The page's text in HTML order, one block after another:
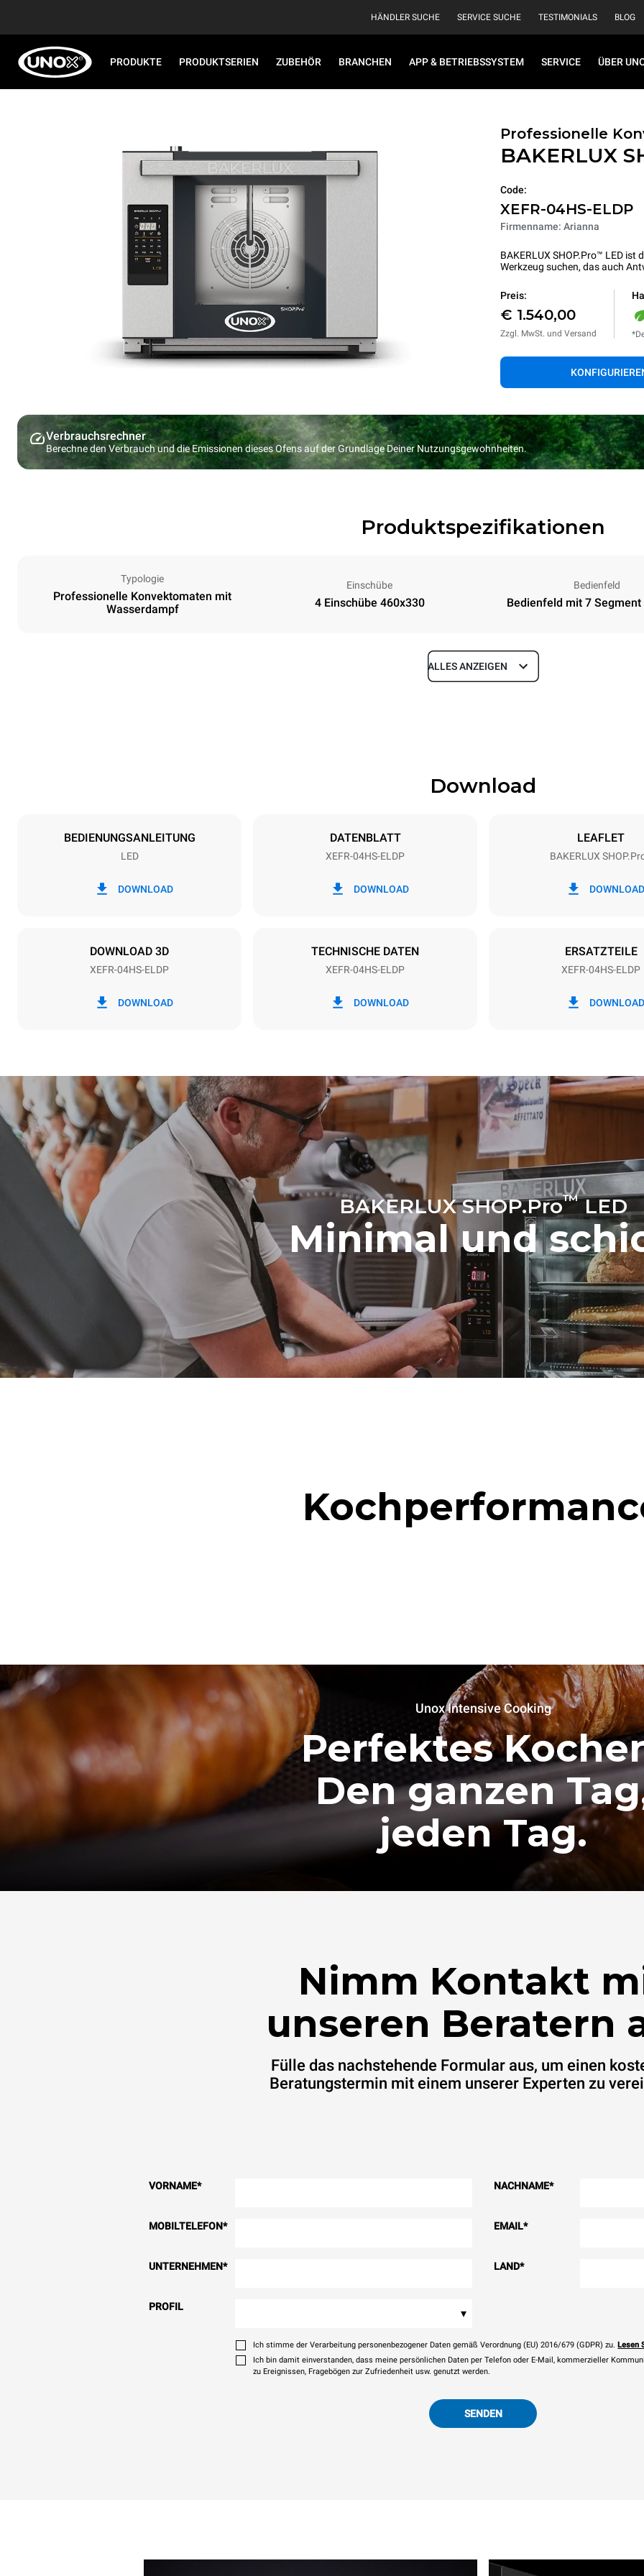
HÄNDLER SUCHE SERVICE SUCHE TESTIMONIALS BLOG
PRODUKTE PRODUKTSERIEN ZUBEHÖR BRANCHEN APP & BETRIEBSSYSTEM SERVICE ÜBER
Professionelle
BAKERLUX
Code:
XEFR-04HS-ELDP
Firmenname: Arianna
BAKERLUX SHOP.Pro™ LED
Werkzeug suchen, das auch
Preis:
€ 1.540,00
Zzgl. MwSt. und Versand
Verbrauchsrechner
Berechne den Verbrauch und die Emissionen dieses Ofens auf der Grundlage Deiner Nutzungsgewohnheiten.
Produktspezifikationen
Typologie
Professionelle Konvektomaten mit
Wasserdampf
Einschübe
4 Einschübe 460x330
Bedienfeld
Bedienfeld mit 7
Tiefe
Blechgröße
angeschlossen ist. Letztere
eliminiert werden, indem man
entscheidet, Energie aus
Quellen zu kaufen.
ALLES ANZEIGEN
Download
BEDIENUNGSANLEITUNG
LED
DOWNLOAD
DATENBLATT
XEFR-04HS-ELDP
DOWNLOAD
LEAFLET
BAKERLUX
DOWNLOAD
DOWNLOAD 3D
XEFR-04HS-ELDP
DOWNLOAD
TECHNISCHE DATEN
XEFR-04HS-ELDP
DOWNLOAD
ERSATZTEILE
XEFR-04HS-ELDP
DOWNLOAD
BAKERLUX SHOP.Pro™LED
Minimal und
Unox Intensive Cooking
Perfektes
Den ganzen
jeden Tag.
Nimm Kontakt
unseren Beratern
Fülle das nachstehende Formular aus, um einen
Beratungstermin mit einem unserer Experten zu
VORNAME* NACHNAME*
MOBILTELEFON* EMAIL*
UNTERNEHMEN* LAND*
PROFIL ▾
Ich stimme der Verarbeitung personenbezogener Daten gemäß Verordnung (EU) 2016/679 (GDPR) zu. Lesen
Ich bin damit einverstanden, dass meine persönlichen Daten per Telefon oder E-Mail, kommerzieller
zu Ereignissen, Fragebögen zur Zufriedenheit usw. genutzt werden.
SENDEN